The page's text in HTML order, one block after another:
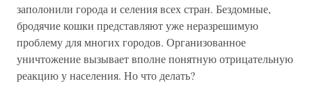
заполонили города и селения всех стран. Бездомные,
бродячие кошки представляют уже неразрешимую
проблему для многих городов. Организованное
уничтожение вызывает вполне понятную отрицательную
реакцию у населения. Но что делать?